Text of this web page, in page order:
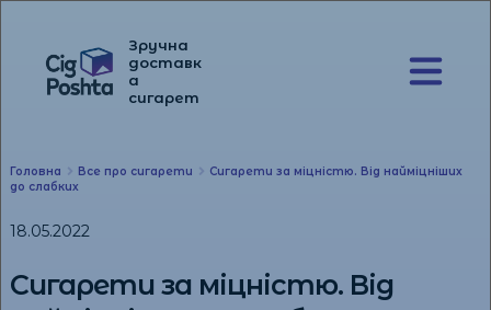
Зручна
доставк
а
сигарет
Перейти
Перейти
Головна Все про сигарети
Сигарети за міцністю. Від найміцніших
до слабких
18.05.2022
Сигарети за міцністю. Від